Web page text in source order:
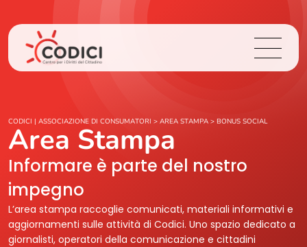
Chi Siamo
Cosa Facciamo
Area Stampa
Contatti
CODICI | ASSOCIAZIONE DI CONSUMATORI > AREA STAMPA > BONUS SOCIAL
Area Stampa
Informare è parte del nostro
impegno
L’area stampa raccoglie comunicati, materiali informativi e
aggiornamenti sulle attività di Codici. Uno spazio dedicato a
giornalisti, operatori della comunicazione e cittadini